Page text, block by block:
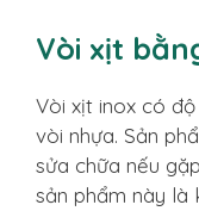
Vòi xịt
Vòi xịt inox có
vòi nhựa. Sản
sửa chữa nếu
sản phẩm này là